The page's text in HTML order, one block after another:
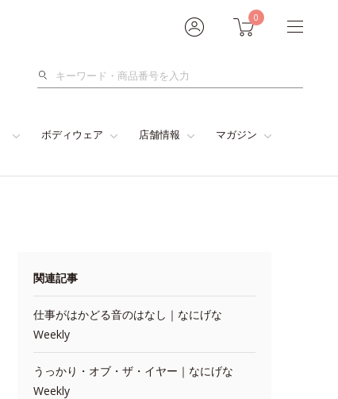
0
検
ボディウェア 店舗情報 マガジン
関連記事
仕事がはかどる音のはなし｜なにげな
Weekly
うっかり・オブ・ザ・イヤー｜なにげな
Weekly